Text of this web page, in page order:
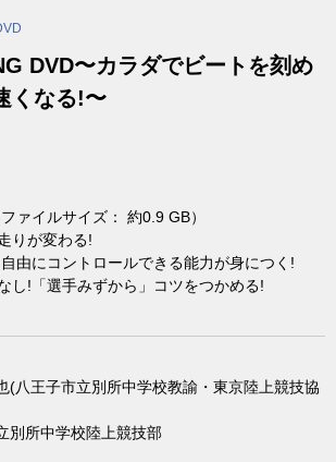
DVD〜カラダでビートを刻め
くなる!〜
ァイルサイズ： 約0.9 GB）
りが変わる!
由にコントロールできる能力が身につく!
し!「選手みずから」コツをつかめる!
(八王子市立別所中学校教諭・東京陸上競技協
別所中学校陸上競技部